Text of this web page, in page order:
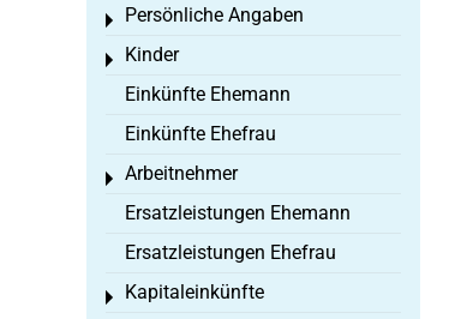
Persönliche Angaben
Toggle menu
Kinder
Toggle menu
Einkünfte Ehemann
Einkünfte Ehefrau
Arbeitnehmer
Toggle menu
Ersatzleistungen Ehemann
Ersatzleistungen Ehefrau
Kapitaleinkünfte
Toggle menu